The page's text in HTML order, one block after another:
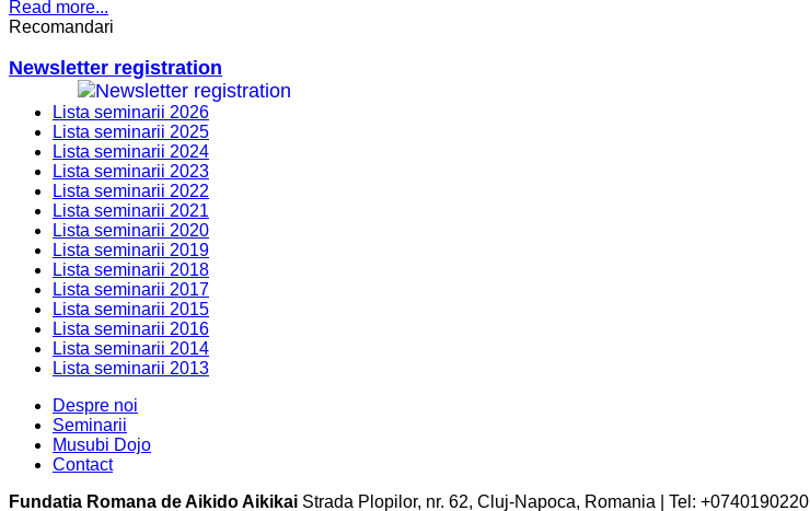
Read more...
Recomandari
Newsletter registration
Lista seminarii 2026
Lista seminarii 2025
Lista seminarii 2024
Lista seminarii 2023
Lista seminarii 2022
Lista seminarii 2021
Lista seminarii 2020
Lista seminarii 2019
Lista seminarii 2018
Lista seminarii 2017
Lista seminarii 2015
Lista seminarii 2016
Lista seminarii 2014
Lista seminarii 2013
Despre noi
Seminarii
Musubi Dojo
Contact
Fundatia Romana de Aikido Aikikai Strada Plopilor, nr. 62, Cluj-Napoca, Romania | Tel: +0740190220